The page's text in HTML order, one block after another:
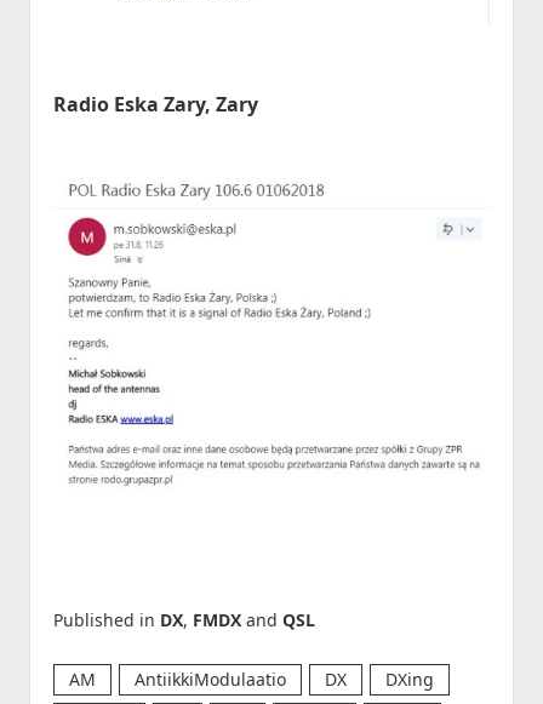
Radio Eska Zary, Zary
Published in DX, FMDXand QSL
AM AntiikkiModulaatio DX
DXing